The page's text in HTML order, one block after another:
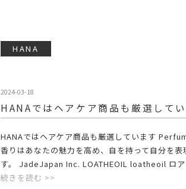
HANA
2024-03-18
HANAではヘアケア商品も厳選して
HANAではヘアケア商品も厳選しています
香りはあなたの魅力を高め、自を持って自分を表
す。 JadeJapan Inc. LOATHEOIL loatheoil ロ
続きを読む >>